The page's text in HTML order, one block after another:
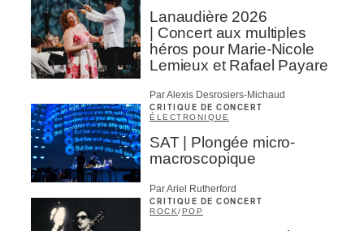
Lanaudière 2026
| Concert aux multiples
héros pour Marie-Nicole
Lemieux et Rafael Payare
Par Alexis Desrosiers-Michaud
CRITIQUE DE CONCERT
ÉLECTRONIQUE
SAT | Plongée micro-
macroscopique
Par Ariel Rutherford
CRITIQUE DE CONCERT
ROCK/POP